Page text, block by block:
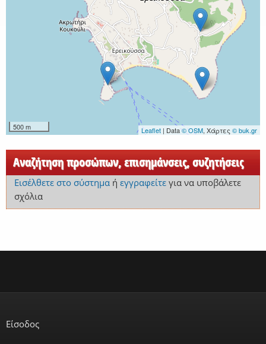
500 m Leaflet | Data© OSM, Χάρτες © buk.gr
Αναζήτηση προσώπων, επισημάνσεις, συζητήσεις
Εισέλθετε στο σύστημαή εγγραφείτεγια να υποβάλετε
σχόλια
Είσοδος